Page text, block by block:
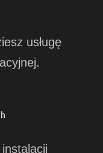
usługę